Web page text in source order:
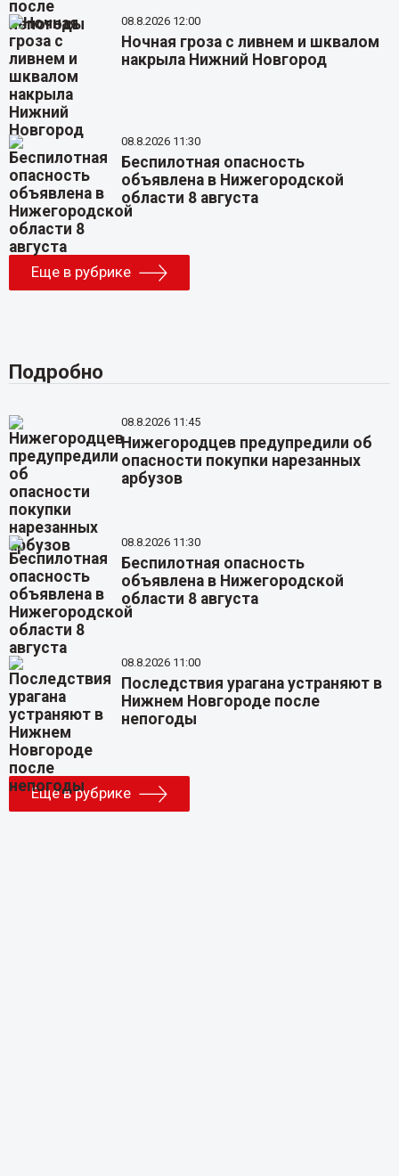
08.8.2026 12:00
Ночная гроза с ливнем и шквалом
накрыла Нижний Новгород
08.8.2026 11:30
Беспилотная опасность
объявлена в Нижегородской
области 8 августа
Еще в рубрике
Подробно
08.8.2026 11:45
Нижегородцев предупредили об
опасности покупки нарезанных
арбузов
08.8.2026 11:30
Беспилотная опасность
объявлена в Нижегородской
области 8 августа
08.8.2026 11:00
Последствия урагана устраняют в
Нижнем Новгороде после
непогоды
Еще в рубрике